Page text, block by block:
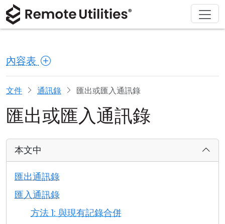
內容表
文件 通訊錄 匯出或匯入通訊錄
匯出或匯入通訊錄
本文中
匯出通訊錄
匯入通訊錄
方法 1: 與現有記錄合併
產品
安全性
螢幕截圖
版本說明
連接模式
無人值守訪問
活動目錄支援
MSI 配置
解決方案
製造與零售
醫療保健
教育與政府
資訊技術
下載
macOS
Linux
iOS/Android
購買
許可證助手
升級您的許可證
支援
文檔
知識庫
關於
新聞稿
寫評論